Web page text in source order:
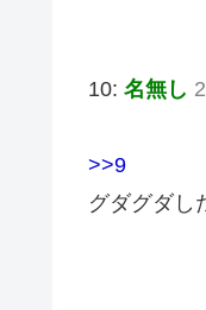
10: 名無し
>>9
グダグダし